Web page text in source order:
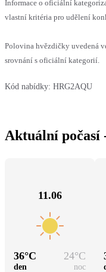
Informace o oficiální
vlastní kritéria pro udělení
Polovina hvězdičky uvedená
srovnání s oficiální kategorií.
Kód nabídky: HRG2AQU
Aktuální počasí
11.06
36°C 24°C
den noc